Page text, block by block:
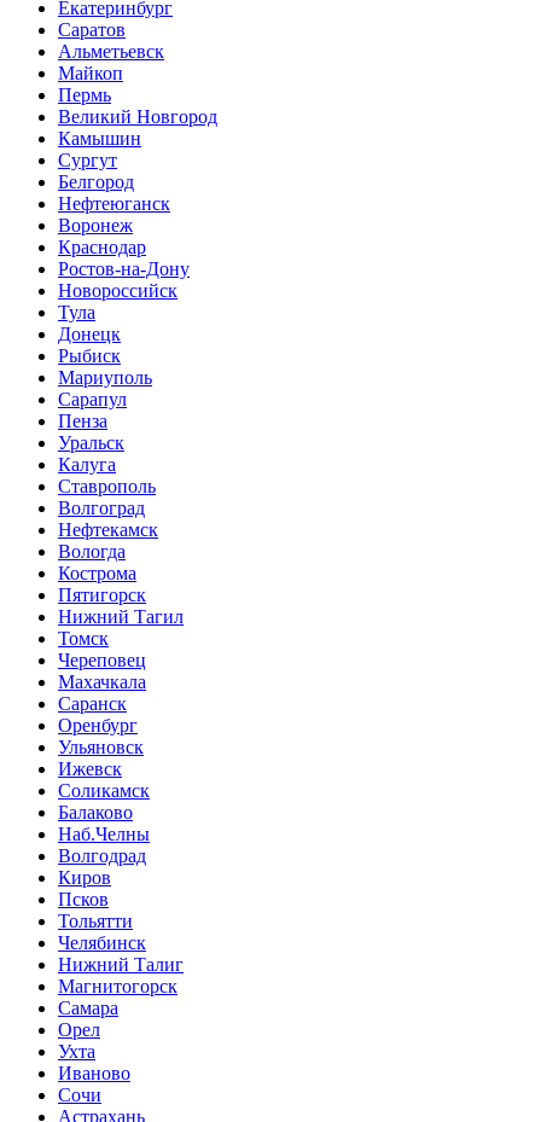
Екатеринбург
Саратов
Альметьевск
Майкоп
Пермь
Великий Новгород
Камышин
Сургут
Белгород
Нефтеюганск
Воронеж
Краснодар
Ростов-на-Дону
Новороссийск
Тула
Донецк
Рыбиск
Мариуполь
Сарапул
Пенза
Уральск
Калуга
Ставрополь
Волгоград
Нефтекамск
Вологда
Кострома
Пятигорск
Нижний Тагил
Томск
Череповец
Махачкала
Саранск
Оренбург
Ульяновск
Ижевск
Соликамск
Балаково
Наб.Челны
Волгодрад
Киров
Псков
Тольятти
Челябинск
Нижний Талиг
Магнитогорск
Самара
Орел
Ухта
Иваново
Сочи
Астрахань